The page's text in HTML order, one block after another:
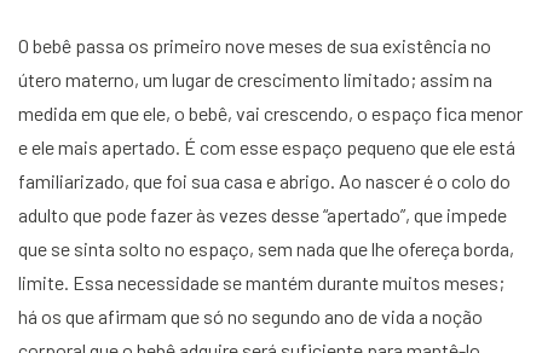
O bebê passa os primeiro nove meses de sua existência no
útero materno, um lugar de crescimento limitado; assim na
medida em que ele, o bebê, vai crescendo, o espaço fica menor
e ele mais apertado. É com esse espaço pequeno que ele está
familiarizado, que foi sua casa e abrigo. Ao nascer é o colo do
adulto que pode fazer às vezes desse “apertado”, que impede
que se sinta solto no espaço, sem nada que lhe ofereça borda,
limite. Essa necessidade se mantém durante muitos meses;
há os que afirmam que só no segundo ano de vida a noção